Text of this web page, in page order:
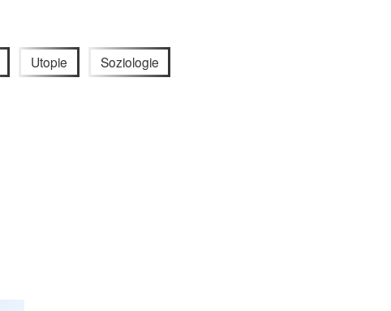
Utopie Soziologie